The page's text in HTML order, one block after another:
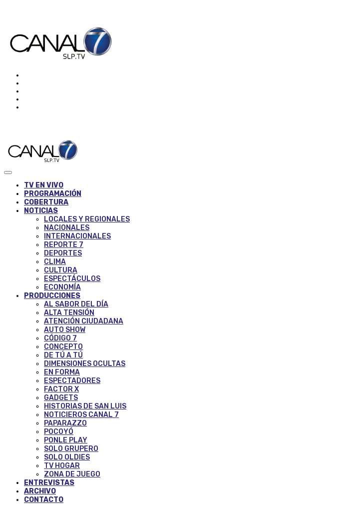
TV EN VIVO
PROGRAMACIÓN
COBERTURA
NOTICIAS
LOCALES Y REGIONALES
NACIONALES
INTERNACIONALES
REPORTE 7
DEPORTES
CLIMA
CULTURA
ESPECTÁCULOS
ECONOMÍA
PRODUCCIONES
AL SABOR DEL DÍA
ALTA TENSIÓN
ATENCIÓN CIUDADANA
AUTO SHOW
CÓDIGO 7
CONCEPTO
DE TÚ A TÚ
DIMENSIONES OCULTAS
EN FORMA
ESPECTADORES
FACTOR X
GADGETS
HISTORIAS DE SAN LUIS
NOTICIEROS CANAL 7
PAPARAZZO
POCOYÓ
PONLE PLAY
SOLO GRUPERO
SOLO OLDIES
TV HOGAR
ZONA DE JUEGO
ENTREVISTAS
ARCHIVO
CONTACTO